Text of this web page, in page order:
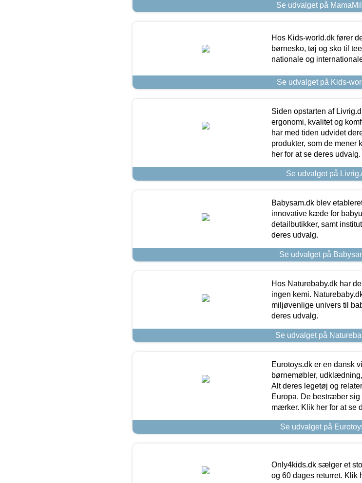
Se udvalget på
Hos Kids-world.dk fører
børnesko, tøj og sko til
nationale og
Se udvalget på Kids-
Siden opstarten af
ergonomi, kvalitet og
har med tiden udvidet
produkter, som de mener
her for at se deres udvalg.
Se udvalget på
Babysam.dk blev
innovative kæde for
detailbutikker, samt
deres udvalg.
Se udvalget på
Hos Naturebaby.dk har
ingen kemi.
miljøvenlige univers til
deres udvalg.
Se udvalget på
Eurotoys.dk er en dansk
børnemøbler,
Alt deres legetøj og
Europa. De bestræber
mærker. Klik her for at se
Se udvalget på
Only4kids.dk sælger et
og 60 dages returret. Klik